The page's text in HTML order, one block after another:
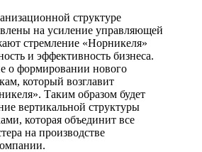
структуре
на усиление управляющей
стремление «Норникеля»
и эффективность бизнеса.
о формировании нового
который возглавит
Таким образом будет
вертикальной структуры
которая объединит все
на производстве